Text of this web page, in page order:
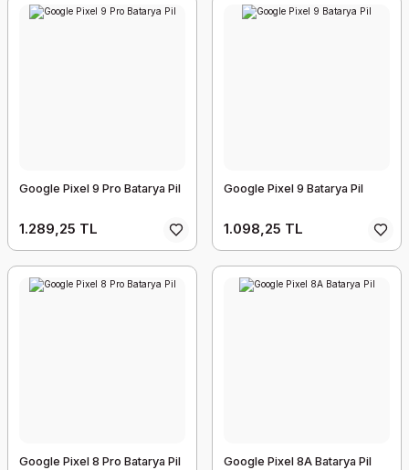
Google Pixel 9 Pro Batarya Pil
1.289,25 TL
Google Pixel 9 Batarya Pil
1.098,25 TL
Google Pixel 8 Pro Batarya Pil Google Pixel 8A Batarya Pil